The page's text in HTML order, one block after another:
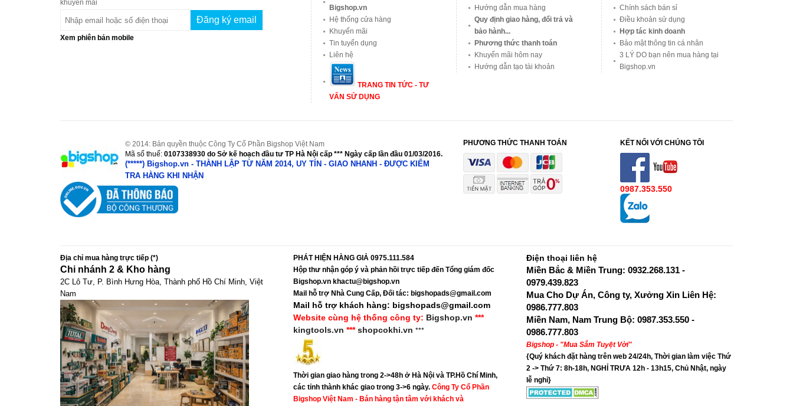
khuyến mãi
Xem phiên bản mobile
Bigshop.vn
Hệ thống cửa hàng
Khuyến mãi
Tin tuyển dụng
Liên hệ
TRANG TIN TỨC - TƯ
VẤN SỬ DỤNG
Hướng dẫn mua hàng
Quy định giao hàng, đổi trả và
bảo hành...
Phương thức thanh toán
Khuyến mãi hôm nay
Hướng dẫn tạo tài khoản
Chính sách bán sỉ
Điều khoản sử dụng
Hợp tác kinh doanh
Bảo mật thông tin cá nhân
3 LÝ DO bạn nên mua hàng tại
Bigshop.vn
© 2014: Bản quyền thuộc Công Ty Cổ Phần Bigshop Việt Nam
Mã số thuế: 0107338930 do Sở kế hoạch đầu tư TP Hà Nội cấp *** Ngày cấp lần đầu 01/03/2016.
(*****) Bigshop.vn - THÀNH LẬP TỪ NĂM 2014, UY TÍN - GIAO NHANH - ĐƯỢC KIỂM
TRA HÀNG KHI NHẬN
KẾT NỐI VỚI CHÚNG TÔI
0987.353.550
PHƯƠNG THỨC THANH TOÁN
Địa chỉ mua hàng trực tiếp (*)
Chi nhánh 2 & Kho hàng
2C Lô Tư, P. Bình Hưng Hòa, Thành phố Hồ Chí Minh, Việt
Nam
PHÁT HIỆN HÀNG GIẢ 0975.111.584
Hộp thư nhận góp ý và phản hồi trực tiếp đến Tổng giám đốc
Bigshop.vn khactu@bigshop.vn
Mail hỗ trợ Nhà Cung Cấp, Đối tác: bigshopads@gmail.com
Mail hỗ trợ khách hàng: bigshopads@gmail.com
Website cùng hệ thống công ty: Bigshop.vn ***
kingtools.vn ***shopcokhi.vn ***
Thời gian giao hàng trong 2->48h ở Hà Nội và TP.Hồ Chí Minh,
các tỉnh thành khác giao trong 3->6 ngày. Công Ty Cổ Phần
Bigshop Việt Nam - Bán hàng tận tâm với khách và
Điện thoại liên hệ
Miền Bắc & Miền Trung: 0932.268.131 -
0979.439.823
Mua Cho Dự Án, Công ty, Xưởng Xin Liên Hệ:
0986.777.803
Miền Nam, Nam Trung Bộ: 0987.353.550 -
0986.777.803
Bigshop - "Mua Sắm Tuyệt Vời"
{Quý khách đặt hàng trên web 24/24h, Thời gian làm việc Thứ
2 -> Thứ 7: 8h-18h, NGHỈ TRƯA 12h - 13h15, Chủ Nhật, ngày
lễ nghỉ}